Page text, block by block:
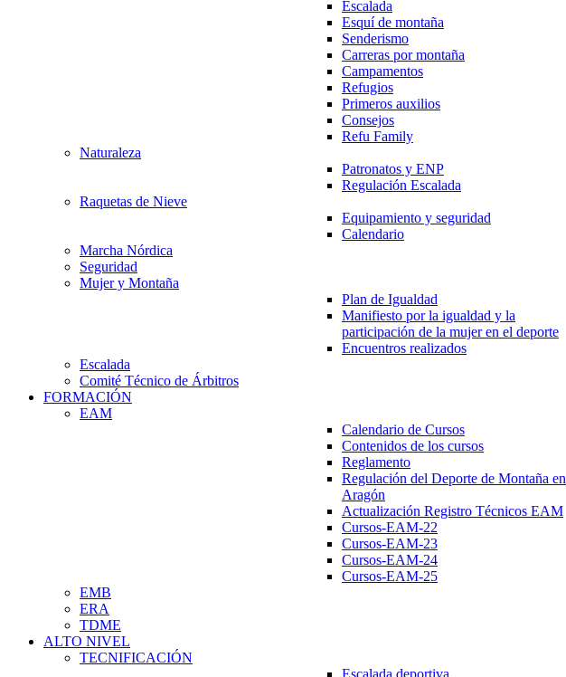
Escalada
Esquí de montaña
Senderismo
Carreras por montaña
Campamentos
Refugios
Primeros auxilios
Consejos
Refu Family
Naturaleza
Patronatos y ENP
Regulación Escalada
Raquetas de Nieve
Equipamiento y seguridad
Calendario
Marcha Nórdica
Seguridad
Mujer y Montaña
Plan de Igualdad
Manifiesto por la igualdad y la
participación de la mujer en el deporte
Encuentros realizados
Escalada
Comité Técnico de Árbitros
FORMACIÓN
EAM
Calendario de Cursos
Contenidos de los cursos
Reglamento
Regulación del Deporte de Montaña en
Aragón
Actualización Registro Técnicos EAM
Cursos-EAM-22
Cursos-EAM-23
Cursos-EAM-24
Cursos-EAM-25
EMB
ERA
TDME
ALTO NIVEL
TECNIFICACIÓN
Escalada deportiva